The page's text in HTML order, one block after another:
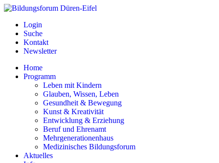
Login
Suche
Kontakt
Newsletter
Home
Programm
Leben mit Kindern
Glauben, Wissen, Leben
Gesundheit & Bewegung
Kunst & Kreativität
Entwicklung & Erziehung
Beruf und Ehrenamt
Mehrgenerationenhaus
Medizinisches Bildungsforum
Aktuelles